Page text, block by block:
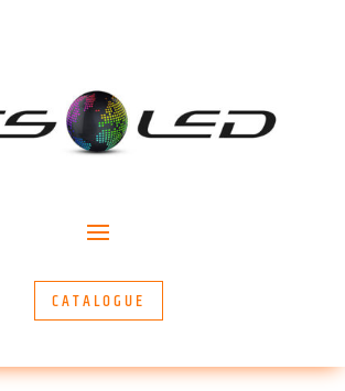
CATALOGUE